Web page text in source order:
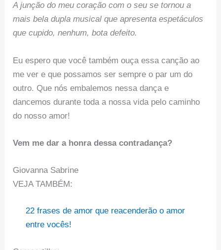
A junção do meu coração com o seu se tornou a
mais bela dupla musical que apresenta espetáculos
que cupido, nenhum, bota defeito.
Eu espero que você também ouça essa canção ao
me ver e que possamos ser sempre o par um do
outro. Que nós embalemos nessa dança e
dancemos durante toda a nossa vida pelo caminho
do nosso amor!
Vem me dar a honra dessa contradança?
Giovanna Sabrine
VEJA TAMBÉM:
22 frases de amor que reacenderão o amor
entre vocês!